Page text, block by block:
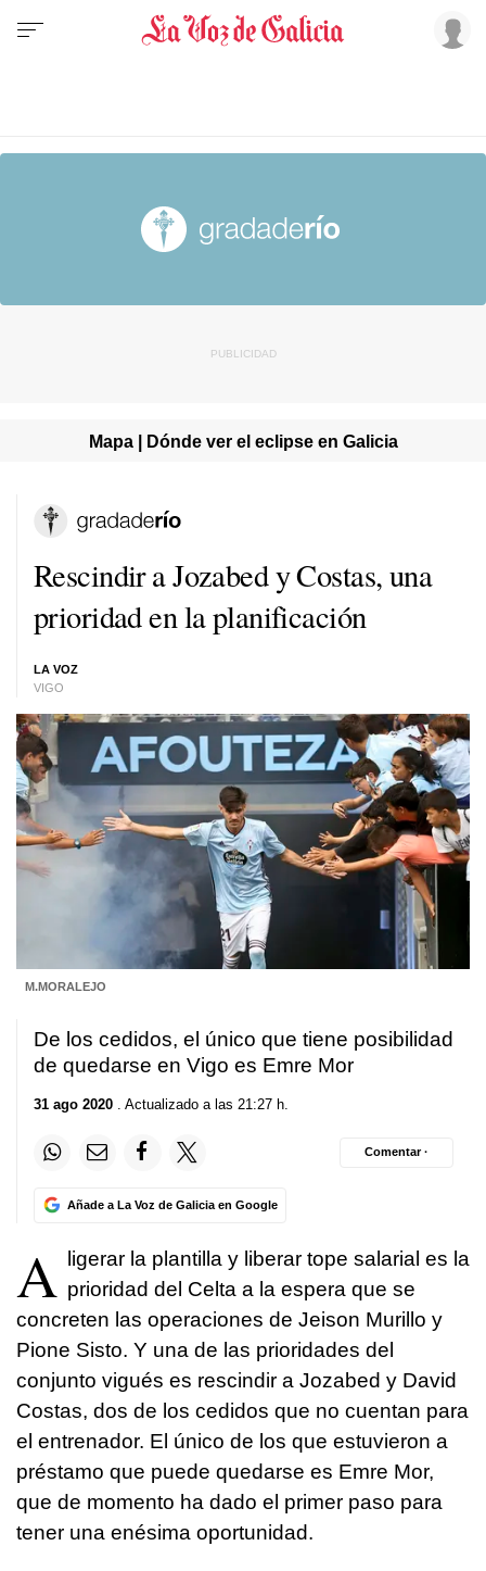
Mapa | Dónde ver el eclipse en Galicia
Rescindir a Jozabed y Costas, una
prioridad en la planificación
LA VOZ
VIGO
M.MORALEJO
De los cedidos, el único que tiene posibilidad
de quedarse en Vigo es Emre Mor
31 ago 2020 . Actualizado a las 21:27 h.
Añade a La Voz de Galicia en Google
Comentar ·
A ligerar la plantilla y liberar tope salarial es la
prioridad del Celta a la espera que se
concreten las operaciones de Jeison Murillo y
Pione Sisto. Y una de las prioridades del
conjunto vigués es rescindir a Jozabed y David
Costas, dos de los cedidos que no cuentan para
el entrenador. El único de los que estuvieron a
préstamo que puede quedarse es Emre Mor,
que de momento ha dado el primer paso para
tener una enésima oportunidad.